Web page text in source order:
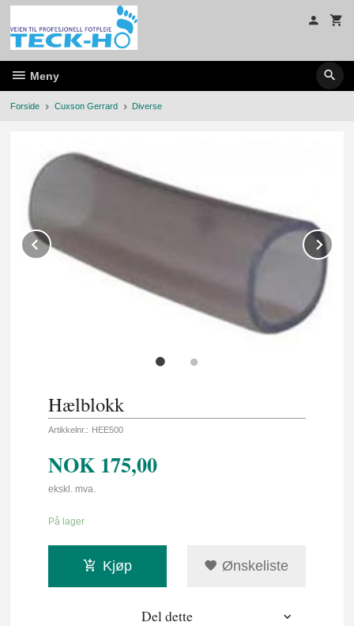
Gå
innholdet
Meny
Forside Cuxson Gerrard Diverse
Prev
Hælblokk
Artikkelnr.: HEE500
NOK 175,00
ekskl. mva.
På lager
Kjøp Ønskeliste
Del dette